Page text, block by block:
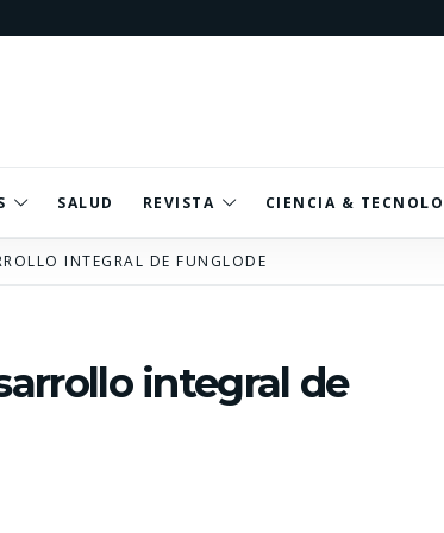
SALUD REVISTA CIENCIA &
INTEGRAL DE FUNGLODE
integral de